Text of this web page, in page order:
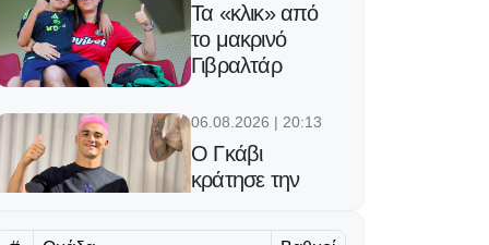
Τα «κλικ» από
το μακρινό
Γιβραλτάρ
06.08.2026 | 20:13
Ο Γκάβι
κράτησε την